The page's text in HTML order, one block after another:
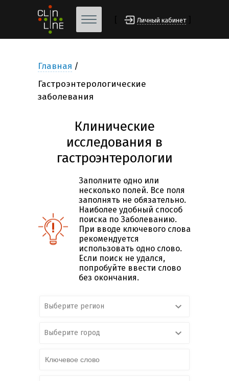
Личный кабинет
Главная
Гастроэнтерологические
заболевания
Клинические
исследования в
гастроэнтерологии
Заполните одно или
несколько полей. Все поля
заполнять не обязательно.
Наиболее удобный способ
поиска по Заболеванию.
При вводе ключевого слова
рекомендуется
использовать одно слово.
Если поиск не удался,
попробуйте ввести слово
без окончания.
Выберите регион
Выберите город